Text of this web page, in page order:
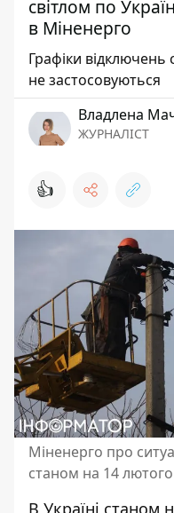
світлом по
в Міненерго
Графіки відключень
не застосовуються
Владлена
ЖУРНАЛІСТ
👍
Міненерго про
станом на 14 лютого
В Україні станом